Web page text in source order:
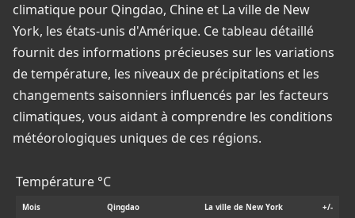
climatique pour Qingdao, Chine et La ville de New
York, les états-unis d'Amérique. Ce tableau détaillé
fournit des informations précieuses sur les variations
de température, les niveaux de précipitations et les
changements saisonniers influencés par les facteurs
climatiques, vous aidant à comprendre les conditions
météorologiques uniques de ces régions.
Température °C
Mois Qingdao La ville de New York +/-